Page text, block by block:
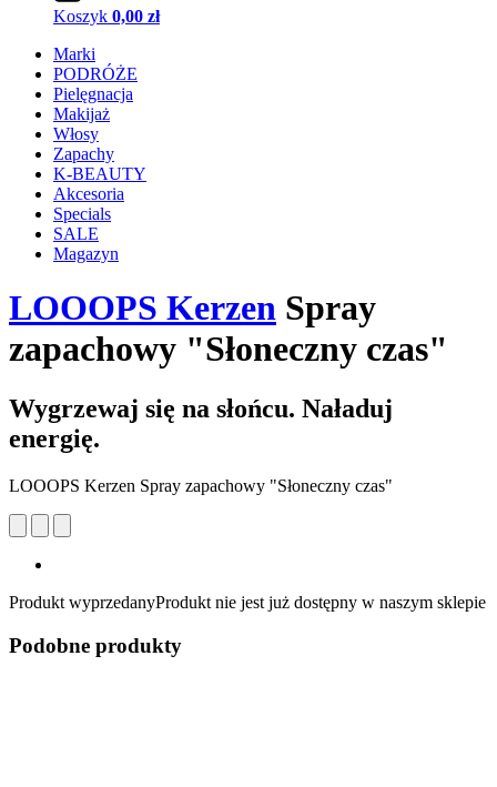
Koszyk 0,00 zł
Marki
PODRÓŻE
Pielęgnacja
Makijaż
Włosy
Zapachy
K-BEAUTY
Akcesoria
Specials
SALE
Magazyn
LOOOPS Kerzen Spray
zapachowy "Słoneczny czas"
Wygrzewaj się na słońcu. Naładuj
energię.
LOOOPS Kerzen Spray zapachowy "Słoneczny czas"
Produkt wyprzedanyProdukt nie jest już dostępny w naszym sklepie
Podobne produkty